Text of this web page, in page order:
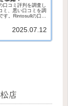
口コミ評判を調査し
ミ、悪い口コミを調
す。Rintosullの口コ
指導が丁寧...
2025.07.12
店